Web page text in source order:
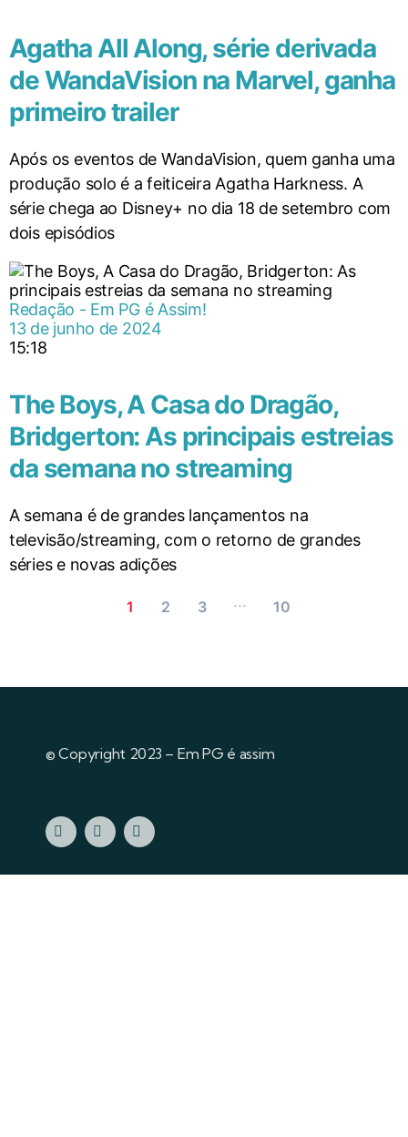
Agatha All Along, série derivada
de WandaVision na Marvel, ganha
primeiro trailer
Após os eventos de WandaVision, quem ganha uma
produção solo é a feiticeira Agatha Harkness. A
série chega ao Disney+ no dia 18 de setembro com
dois episódios
Redação - Em PG é Assim!
13 de junho de 2024
15:18
The Boys, A Casa do Dragão,
Bridgerton: As principais estreias
da semana no streaming
A semana é de grandes lançamentos na
televisão/streaming, com o retorno de grandes
séries e novas adições
1 2 3 ... 10
© Copyright 2023 – Em PG é assim